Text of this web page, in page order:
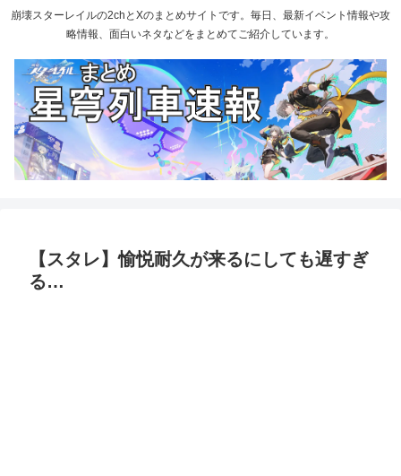
崩壊スターレイルの2chとXのまとめサイトです。毎日、最新イベント情報や攻
略情報、面白いネタなどをまとめてご紹介しています。
【スタレ】愉悦耐久が来るにしても遅すぎ
る…